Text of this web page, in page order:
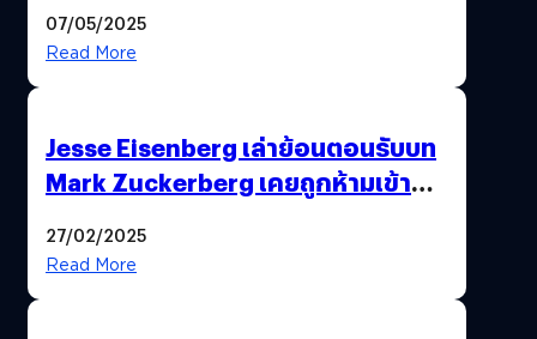
Premiere
07/05/2025
Read More
Jesse Eisenberg เล่าย้อนตอนรับบท
Mark Zuckerberg เคยถูกห้ามเข้าพบ
27/02/2025
Read More